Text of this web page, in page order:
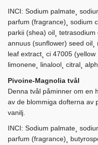
INCI: Sodium palmate¸
parfum (fragrance)¸ sodium
parkii (shea) oil¸
annuus (sunflower) seed
leaf extract¸ ci 47005 (yellow
limonene¸ linalool¸ citral¸
Pivoine-Magnolia tvål
Denna tvål påminner om en
av de blommiga dofterna av
vanilj.
INCI: Sodium palmate¸
parfum (fragrance)¸